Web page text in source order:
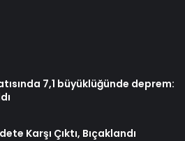
7,1 büyüklüğünde deprem:
Karşı Çıktı, Bıçaklandı